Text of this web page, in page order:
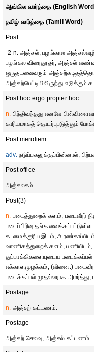
ஆங்கில வார்த்தை (English
தமிழ் வார்த்தை (Tamil Word)
Post
-2 n. அஞ்சல், பழங்கால அஞ்சல்வழி
பழங்கல விரைதூதர், அஞ்சல்
ஒருதடவைவரும்
அஞ்சற்பெட்டியிலிருந்து எடுக்கும்
Post hoc ergo propter hoc
n. பிந்திவந்தது எனவே
காரியமாகத் தொடர்புபடுத்தும்
Post meridiem
adv.நடுப்பகலுக்குப்பின்னால்,
Post office
அஞ்சலகம்
Post(3)
n. படைத்துறைக் களம், படைவீரர்
படைப்பிரிவு தங்க
கடமைக்குரிய இடம்,
வாணிகத்துறைக் களம், பணியிடம்,
துப்பாக்கிகளையுடைய
எக்காளமுழக்கம், (வினை.)
படைக்கப்பல் முதல்வராக அமர்த்து,
Postage
n. அஞ்சற் கட்டணம்.
Postage
அஞ்சற் செலவு, அஞ்சல் கட்டணம்